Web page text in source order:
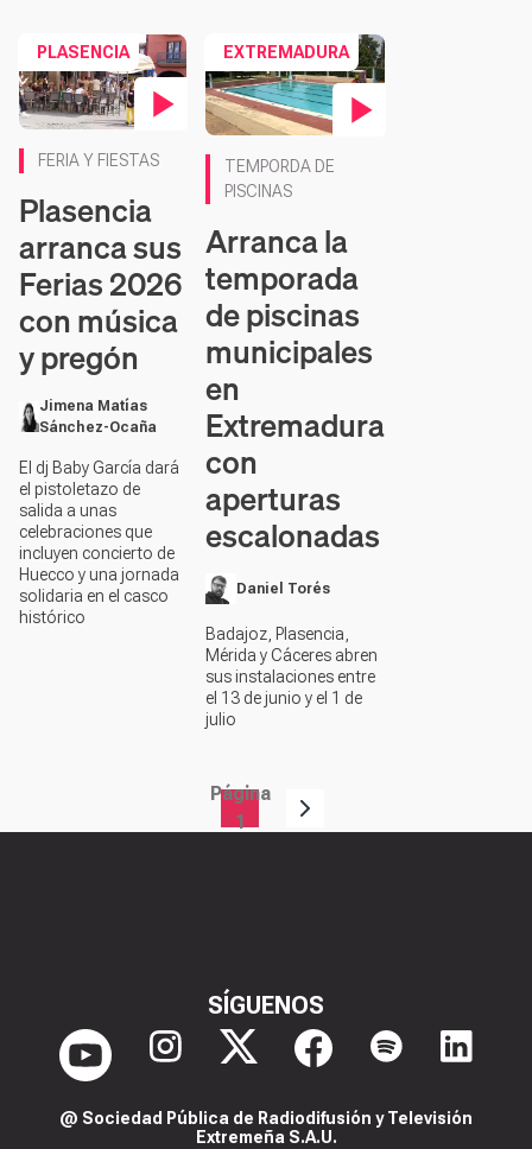
PLASENCIA
FERIA Y FIESTAS
Plasencia
arranca sus
Ferias 2026
con música
y pregón
Jimena Matías
Sánchez-Ocaña
El dj Baby García dará
el pistoletazo de
salida a unas
celebraciones que
incluyen concierto de
Huecco y una jornada
solidaria en el casco
histórico
EXTREMADURA
TEMPORDA DE
PISCINAS
Arranca la
temporada
de piscinas
municipales
en
Extremadura
con
aperturas
escalonadas
Daniel Torés
Badajoz, Plasencia,
Mérida y Cáceres abren
sus instalaciones entre
el 13 de junio y el 1 de
julio
Página
1
SÍGUENOS
@ Sociedad Pública de Radiodifusión y Televisión
Extremeña S.A.U.